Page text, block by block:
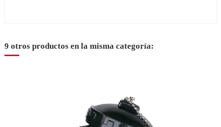
9 otros productos en la misma categoría: